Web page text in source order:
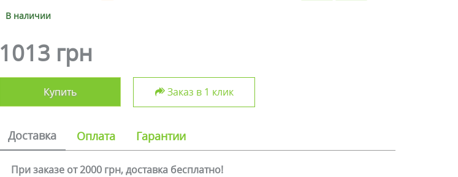
В наличии
1013 грн
Купить Заказ в 1 клик
Доставка Оплата Гарантии
При заказе от 2000 грн, доставка бесплатно!